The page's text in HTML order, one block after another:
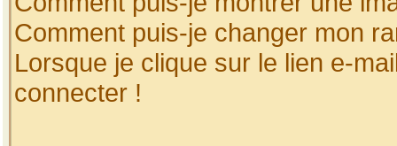
Comment puis-je changer mon
Lorsque je clique sur le lien e-
connecter !